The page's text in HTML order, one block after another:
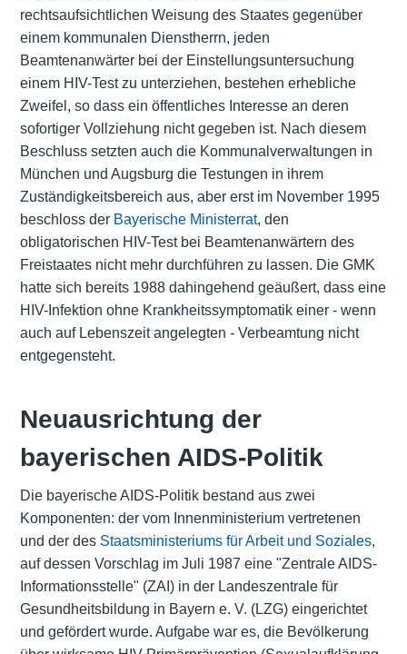
rechtsaufsichtlichen Weisung des Staates gegenüber
einem kommunalen Dienstherrn, jeden
Beamtenanwärter bei der Einstellungsuntersuchung
einem HIV-Test zu unterziehen, bestehen erhebliche
Zweifel, so dass ein öffentliches Interesse an deren
sofortiger Vollziehung nicht gegeben ist. Nach diesem
Beschluss setzten auch die Kommunalverwaltungen in
München und Augsburg die Testungen in ihrem
Zuständigkeitsbereich aus, aber erst im November 1995
beschloss der Bayerische Ministerrat, den
obligatorischen HIV-Test bei Beamtenanwärtern des
Freistaates nicht mehr durchführen zu lassen. Die GMK
hatte sich bereits 1988 dahingehend geäußert, dass eine
HIV-Infektion ohne Krankheitssymptomatik einer - wenn
auch auf Lebenszeit angelegten - Verbeamtung nicht
entgegensteht.
Neuausrichtung der
bayerischen AIDS-Politik
Die bayerische AIDS-Politik bestand aus zwei
Komponenten: der vom Innenministerium vertretenen
und der des Staatsministeriums für Arbeit und Soziales,
auf dessen Vorschlag im Juli 1987 eine "Zentrale AIDS-
Informationsstelle" (ZAI) in der Landeszentrale für
Gesundheitsbildung in Bayern e. V. (LZG) eingerichtet
und gefördert wurde. Aufgabe war es, die Bevölkerung